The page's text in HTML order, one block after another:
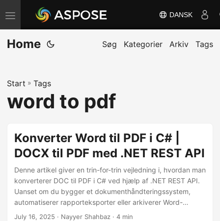
S
k
i
n
a
DANSK
Home Søg Kategorier Arkiv Tags
Start » Tags
word to pdf
Konverter Word til PDF i C# |
DOCX til PDF med .NET REST API
Denne artikel giver en trin-for-trin vejledning i, hvordan man
konverterer DOC til PDF i C# ved hjælp af .NET REST API.
Uanset om du bygger et dokumenthåndteringssystem,
automatiserer rapporteksporter eller arkiverer Word-
dokumenter, guider denne tutorial dig gennem
July 16, 2025 · Nayyer Shahbaz · 4 min